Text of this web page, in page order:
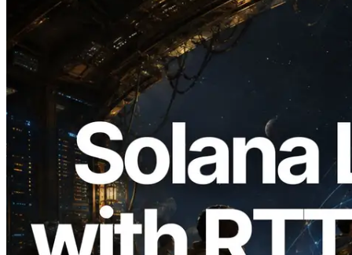
2026.08.05
ERPC 擴展 Solana Leader Slot API：新
增全球 7 個區域的 Ping 測量 —